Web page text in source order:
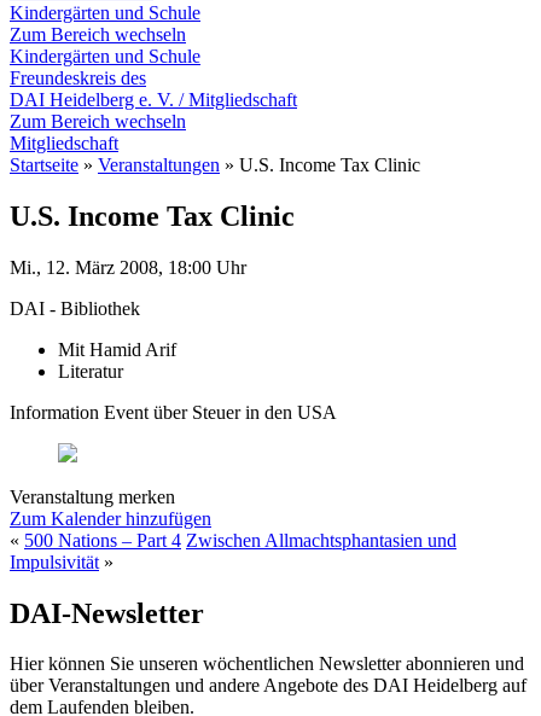
Kindergärten und Schule
Zum Bereich wechseln
Kindergärten und Schule
Freundeskreis des
DAI Heidelberg e. V. / Mitgliedschaft
Zum Bereich wechseln
Mitgliedschaft
Startseite » Veranstaltungen » U.S. Income Tax Clinic
U.S. Income Tax Clinic
Mi., 12. März 2008, 18:00 Uhr
DAI - Bibliothek
Mit Hamid Arif
Literatur
Information Event über Steuer in den USA
Veranstaltung merken
Zum Kalender hinzufügen
« 500 Nations – Part 4 Zwischen Allmachtsphantasien und
Impulsivität »
DAI-Newsletter
Hier können Sie unseren wöchentlichen Newsletter abonnieren und
über Veranstaltungen und andere Angebote des DAI Heidelberg auf
dem Laufenden bleiben.